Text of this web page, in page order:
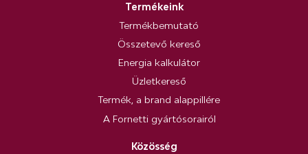
Termékeink
Termékbemutató
Összetevő kereső
Energia kalkulátor
Üzletkereső
Termék, a brand alappillére
A Fornetti gyártósorairól
Közösség